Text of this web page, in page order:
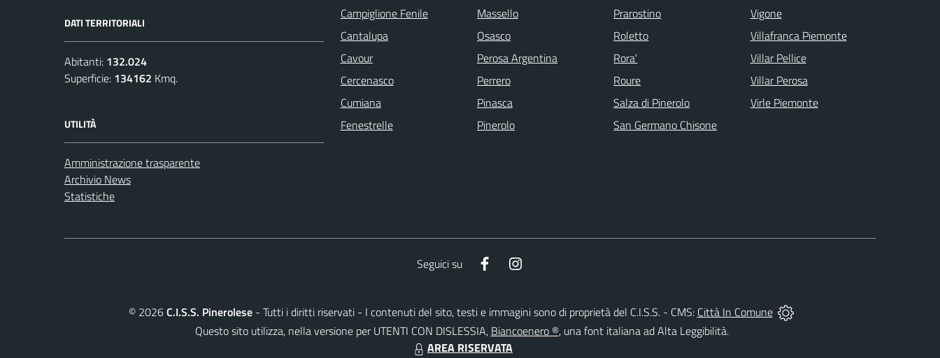
DATI TERRITORIALI
Abitanti: 132.024
Superficie: 134162 Kmq.
UTILITÀ
Amministrazione trasparente
Archivio News
Statistiche
Campiglione Fenile
Cantalupa
Cavour
Cercenasco
Cumiana
Fenestrelle
Massello
Osasco
Perosa Argentina
Perrero
Pinasca
Pinerolo
Prarostino
Roletto
Rora'
Roure
Salza di Pinerolo
San Germano Chisone
Vigone
Villafranca Piemonte
Villar Pellice
Villar Perosa
Virle Piemonte
Seguici su Facebook
© 2026C.I.S.S. Pinerolese- Tutti i diritti riservati - I contenuti del sito, testi e immagini sono di proprietà del C.I.S.S. - CMS: Città In Comune
Questo sito utilizza, nella versione per UTENTI CON DISLESSIA, Biancoenero ®, una font italiana ad Alta Leggibilità.
AREA RISERVATA